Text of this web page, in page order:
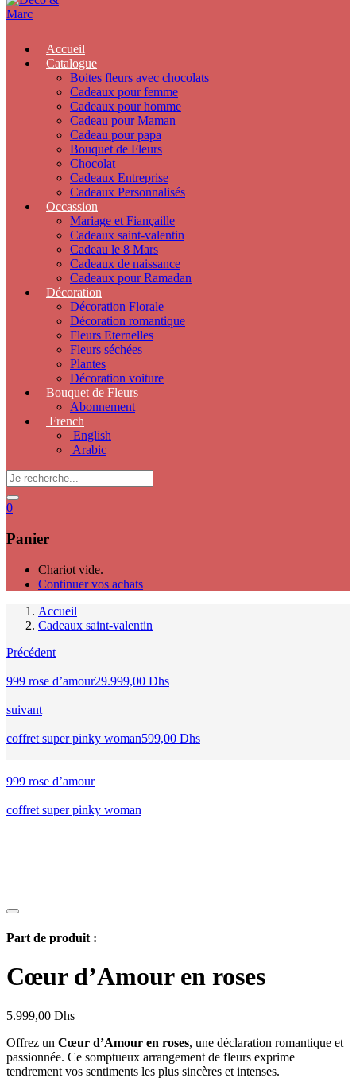
Accueil
Catalogue
Boites fleurs avec chocolats
Cadeaux pour femme
Cadeaux pour homme
Cadeau pour Maman
Cadeau pour papa
Bouquet de Fleurs
Chocolat
Cadeaux Entreprise
Cadeaux Personnalisés
Occassion
Mariage et Fiançaille
Cadeaux saint-valentin
Cadeau le 8 Mars
Cadeaux de naissance
Cadeaux pour Ramadan
Décoration
Décoration Florale
Décoration romantique
Fleurs Eternelles
Fleurs séchées
Plantes
Décoration voiture
Bouquet de Fleurs
Abonnement
French
English
Arabic
0
Panier
Chariot vide.
Continuer vos achats
Accueil
Cadeaux saint-valentin
Précédent
999 rose d’amour29.999,00 Dhs
suivant
coffret super pinky woman599,00 Dhs
999 rose d’amour
coffret super pinky woman
Part de produit :
Cœur d’Amour en roses
5.999,00 Dhs
Offrez un Cœur d’Amour en roses, une déclaration romantique et
passionnée. Ce somptueux arrangement de fleurs exprime
tendrement vos sentiments les plus sincères et intenses.